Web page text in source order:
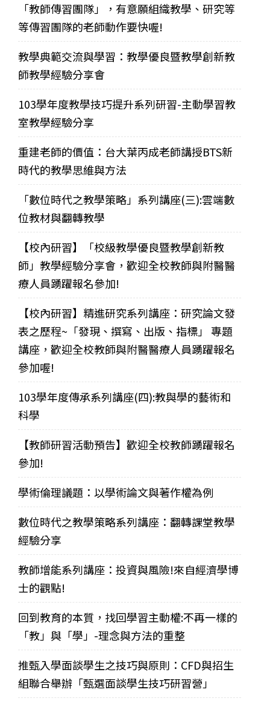
「教師傳習團隊」，有意願組織教學、研究等
等傳習團隊的老師動作要快喔!
教學典範交流與學習：教學優良暨教學創新教
師教學經驗分享會
103學年度教學技巧提升系列研習-主動學習教
室教學經驗分享
重建老師的價值：台大葉丙成老師講授BTS新
時代的教學思維與方法
「數位時代之教學策略」系列講座(三):雲端數
位教材與翻轉教學
【校內研習】「校級教學優良暨教學創新教
師」教學經驗分享會，歡迎全校教師與附醫醫
療人員踴躍報名參加!
【校內研習】精進研究系列講座：研究論文發
表之歷程~「發現、撰寫、出版、指標」 專題
講座，歡迎全校教師與附醫醫療人員踴躍報名
參加喔!
103學年度傳承系列講座(四):教與學的藝術和
科學
【教師研習活動預告】歡迎全校教師踴躍報名
參加!
學術倫理議題：以學術論文與著作權為例
數位時代之教學策略系列講座：翻轉課堂教學
經驗分享
教師增能系列講座：投資與風險!來自經濟學博
士的觀點!
回到教育的本質，找回學習主動權:不再一樣的
「教」與「學」-理念與方法的重整
推甄入學面談學生之技巧與原則：CFD與招生
組聯合舉辦「甄選面談學生技巧研習營」